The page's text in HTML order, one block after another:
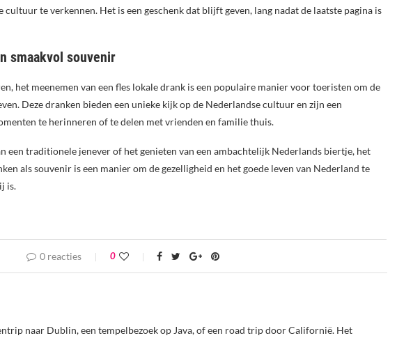
cultuur te verkennen. Het is een geschenk dat blijft geven, lang nadat de laatste pagina is
smaakvol souvenir
het meenemen van een fles lokale drank is een populaire manier voor toeristen om de
Deze dranken bieden een unieke kijk op de Nederlandse cultuur en zijn een
te herinneren of te delen met vrienden en familie thuis.
een traditionele jenever of het genieten van een ambachtelijk Nederlands biertje, het
als souvenir is een manier om de gezelligheid en het goede leven van Nederland te
is.
0 reacties 0
naar Dublin, een tempelbezoek op Java, of een road trip door Californië. Het